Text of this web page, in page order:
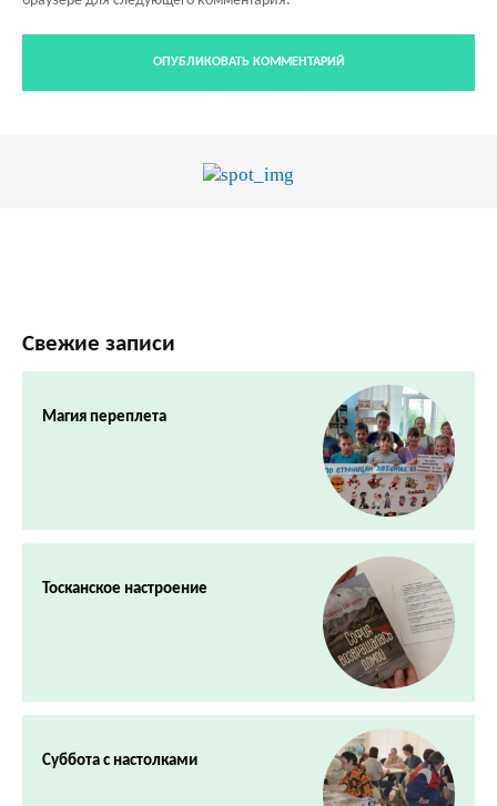
Свежие записи
Магия переплета
Тосканское настроение
Суббота с настолками